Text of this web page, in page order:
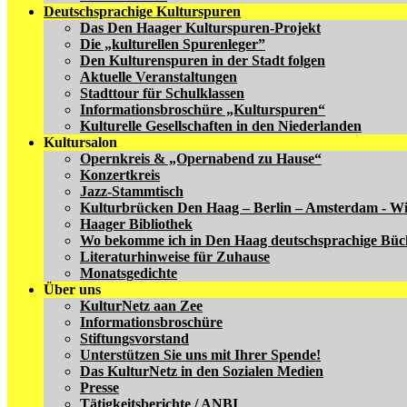
Deutschsprachige Kulturspuren
Das Den Haager Kulturspuren-Projekt
Die „kulturellen Spurenleger”
Den Kulturenspuren in der Stadt folgen
Aktuelle Veranstaltungen
Stadttour für Schulklassen
Informationsbroschüre „Kulturspuren“
Kulturelle Gesellschaften in den Niederlanden
Kultursalon
Opernkreis & „Opernabend zu Hause“
Konzertkreis
Jazz-Stammtisch
Kulturbrücken Den Haag – Berlin – Amsterdam -
Haager Bibliothek
Wo bekomme ich in Den Haag deutschsprachige
Literaturhinweise für Zuhause
Monatsgedichte
Über uns
KulturNetz aan Zee
Informationsbroschüre
Stiftungsvorstand
Unterstützen Sie uns mit Ihrer Spende!
Das KulturNetz in den Sozialen Medien
Presse
Tätigkeitsberichte / ANBI